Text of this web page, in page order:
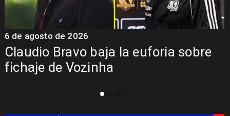
Claudio Bravo baja la euforia sobre
fichaje de Vozinha
6 de agosto de 2026